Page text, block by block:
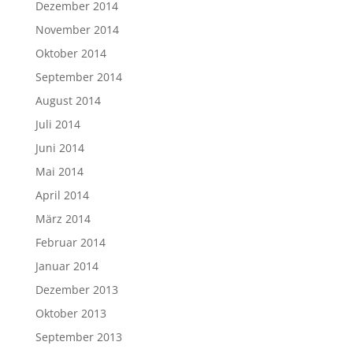
Dezember 2014
November 2014
Oktober 2014
September 2014
August 2014
Juli 2014
Juni 2014
Mai 2014
April 2014
März 2014
Februar 2014
Januar 2014
Dezember 2013
Oktober 2013
September 2013